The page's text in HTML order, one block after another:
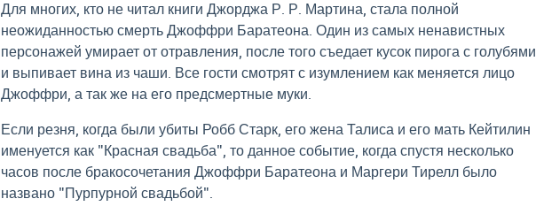
Для многих, кто не читал книги Джорджа Р. Р. Мартина, стала полной
неожиданностью смерть Джоффри Баратеона. Один из самых ненавистных
персонажей умирает от отравления, после того съедает кусок пирога с голубями
и выпивает вина из чаши. Все гости смотрят с изумлением как меняется лицо
Джоффри, а так же на его предсмертные муки.
Если резня, когда были убиты Робб Старк, его жена Талиса и его мать Кейтилин
именуется как "Красная свадьба", то данное событие, когда спустя несколько
часов после бракосочетания Джоффри Баратеона и Маргери Тирелл было
названо "Пурпурной свадьбой".